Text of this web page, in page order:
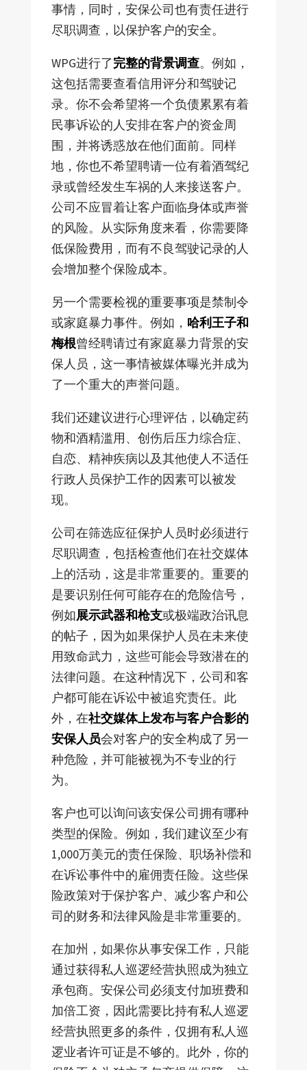
事情，同时，安保公司也有责任进行
尽职调查，以保护客户的安全。
WPG进行了完整的背景调查。例如，
这包括需要查看信用评分和驾驶记
录。你不会希望将一个负债累累有着
民事诉讼的人安排在客户的资金周
围，并将诱惑放在他们面前。同样
地，你也不希望聘请一位有着酒驾纪
录或曾经发生车祸的人来接送客户。
公司不应冒着让客户面临身体或声誉
的风险。从实际角度来看，你需要降
低保险费用，而有不良驾驶记录的人
会增加整个保险成本。
另一个需要检视的重要事项是禁制令
或家庭暴力事件。例如， 哈利王子和
梅根曾经聘请过有家庭暴力背景的安
保人员，这一事情被媒体曝光并成为
了一个重大的声誉问题。
我们还建议进行心理评估，以确定药
物和酒精滥用、创伤后压力综合症、
自恋、精神疾病以及其他使人不适任
行政人员保护工作的因素可以被发
现。
公司在筛选应征保护人员时必须进行
尽职调查，包括检查他们在社交媒体
上的活动，这是非常重要的。重要的
是要识别任何可能存在的危险信号，
例如展示武器和枪支或极端政治讯息
的帖子，因为如果保护人员在未来使
用致命武力，这些可能会导致潜在的
法律问题。在这种情况下，公司和客
户都可能在诉讼中被追究责任。此
外，在社交媒体上发布与客户合影的
安保人员会对客户的安全构成了另一
种危险，并可能被视为不专业的行
为。
客户也可以询问该安保公司拥有哪种
类型的保险。例如，我们建议至少有
1,000万美元的责任保险、职场补偿和
在诉讼事件中的雇佣责任险。这些保
险政策对于保护客户、减少客户和公
司的财务和法律风险是非常重要的。
在加州，如果你从事安保工作，只能
通过获得私人巡逻经营执照成为独立
承包商。安保公司必须支付加班费和
加倍工资，因此需要比持有私人巡逻
经营执照更多的条件，仅拥有私人巡
逻业者许可证是不够的。此外，你的